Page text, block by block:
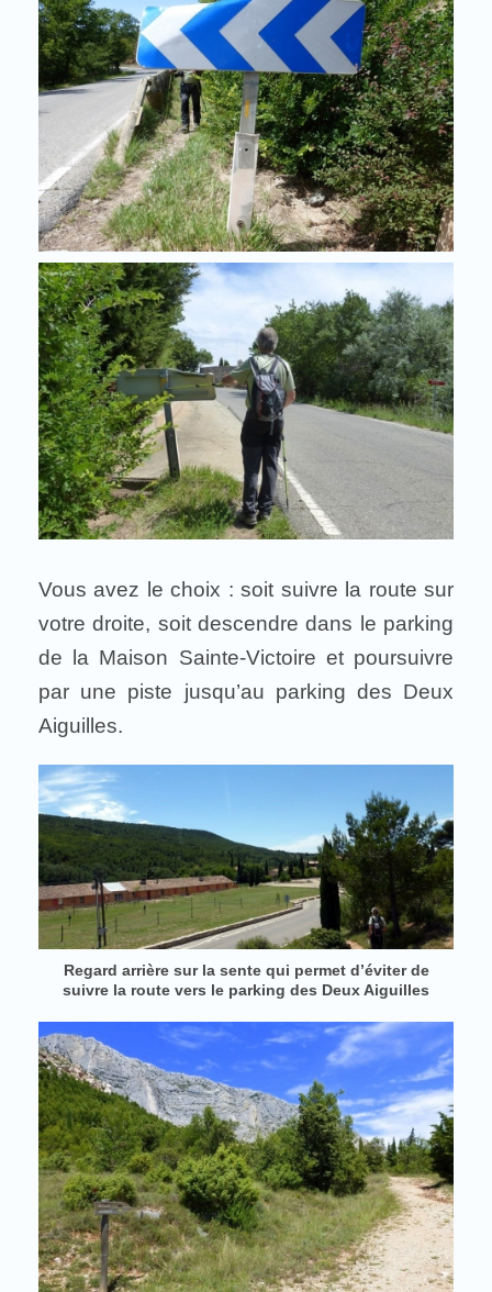
Vous avez le choix : soit suivre la route sur
votre droite, soit descendre dans le parking
de la Maison Sainte-Victoire et poursuivre
par une piste jusqu’au parking des Deux
Aiguilles.
Regard arrière sur la sente qui permet d’éviter de
suivre la route vers le parking des Deux Aiguilles